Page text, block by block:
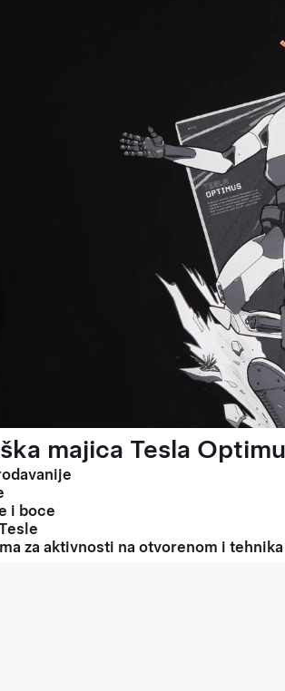
majica Tesla
i boce
za aktivnosti na otvorenom i tehnika